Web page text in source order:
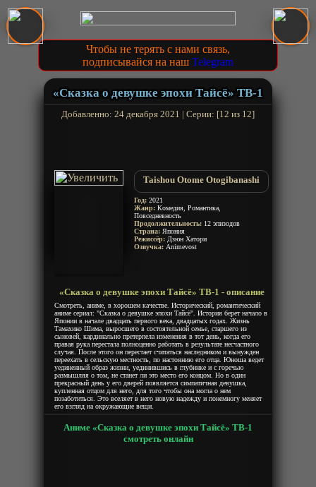
Чтобы не терять с нами связь,
подписывайся на наш Telegram
«Сказка о девушке эпохи Тайсё» ТВ-1
Добавленно: 24 декабря 2021 | Серии: [12 из 12]
Taishou Otome Otogibanashi
Год: 2021
Жанр: Комедия, Романтика,
Повседневность
Продолжительность: 12 эпизодов
Страна: Япония
Режиссёр: Дзюн Хатори
Озвучка: Animevost
«Сказка о девушке эпохи Тайсё» ТВ-1 - описание
Смотреть, аниме, в хорошем качестве. Исторический, романтический
аниме сериал: "Сказка о девушке эпохи Тайсё". История берет начало в
Японии в начале двадцать первого века, двадцатых годах. Жизнь
Тамахико Шима, выросшего в состоятельной семье, старшего из
сыновей, кардинально претерпела изменения в тот день, когда его
правая рука перестала полноценно работать в результате несчастного
случая. После этого он перестает считаться наследником и вынужден
переехать в сельскую местность, по настоянию его отца. Юноша ведет
уединенный образ жизни, уединившись в глубинке и с горечью
размышляя о том, не станет ли это место его концом. Но в один
прекрасный день у его дверей появляется симпатичная девушка,
купленная отцом для него, для того чтобы она могла о нем
позаботиться. Это вселяет в него новую надежду и понемногу меняет
его взгляд на окружающие вещи.
Аниме «Сказка о девушке эпохи Тайсё» ТВ-1
смотреть онлайн